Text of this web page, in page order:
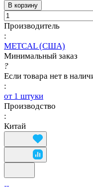
В корзину
Производитель
:
METCAL (США)
Минимальный заказ
?
Если товара нет в
:
от 1 штуки
Производство
:
Китай